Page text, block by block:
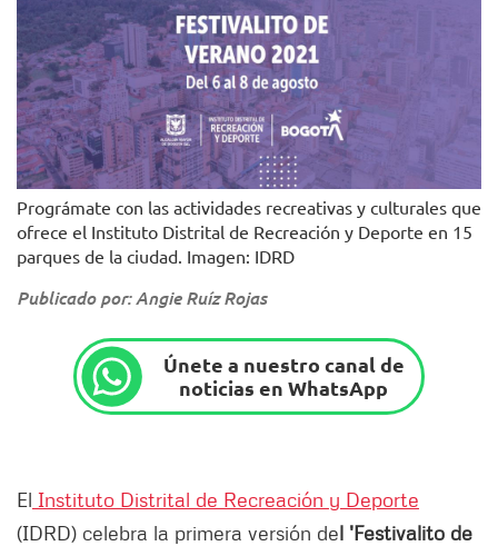
Prográmate con las actividades recreativas y culturales que
ofrece el Instituto Distrital de Recreación y Deporte en 15
parques de la ciudad. Imagen: IDRD
Publicado por: Angie Ruíz Rojas
Únete a nuestro canal de
noticias en WhatsApp
El Instituto Distrital de Recreación y Deporte
(IDRD) celebra la primera versión del 'Festivalito de